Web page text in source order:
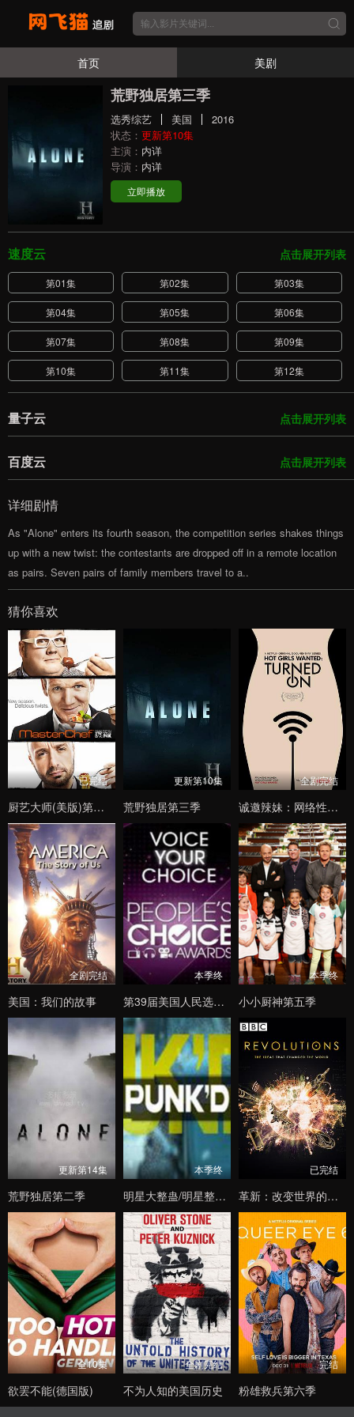
首页 美剧
荒野独居第三季
选秀综艺 美国
2016
状态： 更新第10集
主演： 内详
导演： 内详
立即播放
点击展开列表
速度云
第01集 第02集 第03集
第04集 第05集 第06集
第07集 第08集 第09集
第10集 第11集 第12集
点击展开列表
量子云
点击展开列表
百度云
详细剧情
As "Alone" enters its fourth season, the competition series shakes things
up with a new twist: the contestants are dropped off in a remote location
as pairs. Seven pairs of family members travel to a..
猜你喜欢
已完结
厨艺大师(美版)第四季
更新第10集
荒野独居第三季
全剧完结
诚邀辣妹：网络性与爱第一季
全剧完结
美国：我们的故事
本季终
第39届美国人民选择奖颁奖典礼
本季终
小小厨神第五季
更新第14集
荒野独居第二季
本季终
明星大整蛊/明星整人秀第九季
已完结
革新：改变世界的发明第一季
全10集
欲罢不能(德国版)
全剧完结
不为人知的美国历史
完结
粉雄救兵第六季